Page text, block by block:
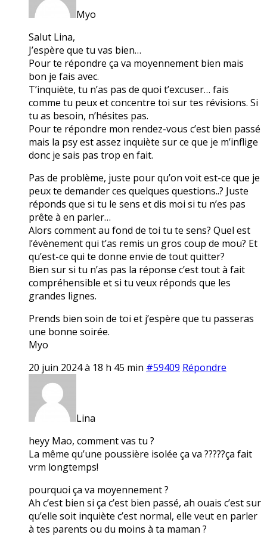
Myo
Salut Lina,
J’espère que tu vas bien…
Pour te répondre ça va moyennement bien mais
bon je fais avec.
T’inquiète, tu n’as pas de quoi t’excuser… fais
comme tu peux et concentre toi sur tes révisions. Si
tu as besoin, n’hésites pas.
Pour te répondre mon rendez-vous c’est bien passé
mais la psy est assez inquiète sur ce que je m’inflige
donc je sais pas trop en fait.
Pas de problème, juste pour qu’on voit est-ce que je
peux te demander ces quelques questions..? Juste
réponds que si tu le sens et dis moi si tu n’es pas
prête à en parler…
Alors comment au fond de toi tu te sens? Quel est
l’évènement qui t’as remis un gros coup de mou? Et
qu’est-ce qui te donne envie de tout quitter?
Bien sur si tu n’as pas la réponse c’est tout à fait
compréhensible et si tu veux réponds que les
grandes lignes.
Prends bien soin de toi et j’espère que tu passeras
une bonne soirée.
Myo
20 juin 2024 à 18 h 45 min #59409 Répondre
Lina
heyy Mao, comment vas tu ?
La même qu’une poussière isolée ça va ?????ça fait
vrm longtemps!
pourquoi ça va moyennement ?
Ah c’est bien si ça c’est bien passé, ah ouais c’est sur
qu’elle soit inquiète c’est normal, elle veut en parler
à tes parents ou du moins à ta maman ?